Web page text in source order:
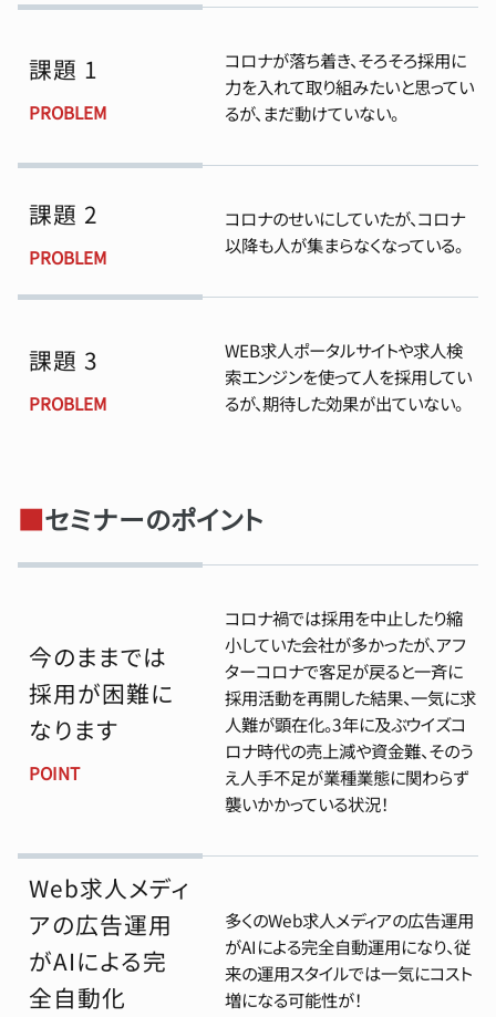
課題 1
PROBLEM
コロナが落ち着き、そろそろ採用に
力を入れて取り組みたいと思ってい
るが、まだ動けていない。
課題 2
PROBLEM
コロナのせいにしていたが、コロナ
以降も人が集まらなくなっている。
課題 3
PROBLEM
WEB求人ポータルサイトや求人検
索エンジンを使って人を採用してい
るが、期待した効果が出ていない。
■セミナーのポイント
今のままでは
採用が困難に
なります
POINT
コロナ禍では採用を中止したり縮
小していた会社が多かったが、アフ
ターコロナで客足が戻ると一斉に
採用活動を再開した結果、一気に求
人難が顕在化。3年に及ぶウイズコ
ロナ時代の売上減や資金難、そのう
え人手不足が業種業態に関わらず
襲いかかっている状況！
Web求人メディ
アの広告運用
がAIによる完
全自動化
多くのWeb求人メディアの広告運用
がAIによる完全自動運用になり、従
来の運用スタイルでは一気にコスト
増になる可能性が！